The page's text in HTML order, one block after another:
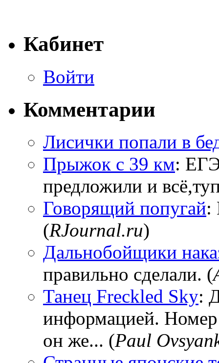
Кабинет
Войти
Комментарии
Лисички попали в
Прыжок с 39 км:
предложили и
Говорящий попугай:
(RJournal.ru)
Дальнобойщики
правильно сделали. (
Танец Freckled Sky:
информацией.
он же... (Paul